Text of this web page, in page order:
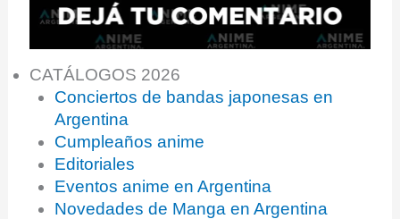
CATÁLOGOS 2026
Conciertos de bandas japonesas en
Argentina
Cumpleaños anime
Editoriales
Eventos anime en Argentina
Novedades de Manga en Argentina